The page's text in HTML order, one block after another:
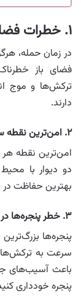
۱. خطرات فضای باز و خروجی‌ها
در زمان حمله،
فضای باز
ترکش‌ها و موج
دارند.
۲. امن‌ترین نقطه ساختمان کجاست؟
امن‌ترین نقطه
دو دیوار با
بهترین حفاظت
۳. خطر پنجره‌ها در زمان انفجار
پنجره‌ها
سرعت به
باعث آسیب‌های
پنجره خودداری